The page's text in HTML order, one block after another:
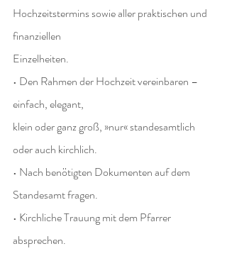
Hochzeitstermins sowie aller praktischen und
finanziellen
Einzelheiten.
• Den Rahmen der Hochzeit vereinbaren –
einfach, elegant,
klein oder ganz groß, »nur« standesamtlich
oder auch kirchlich.
• Nach benötigten Dokumenten auf dem
Standesamt fragen.
• Kirchliche Trauung mit dem Pfarrer
absprechen.